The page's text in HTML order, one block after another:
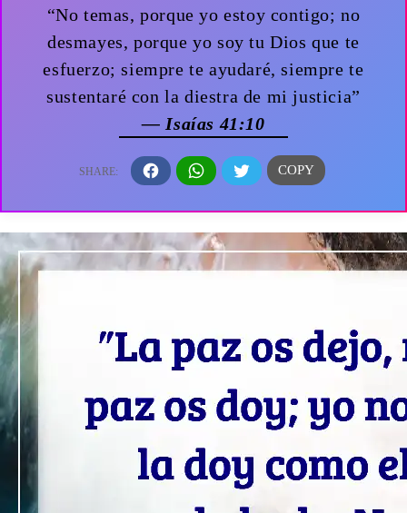
“No temas, porque yo estoy contigo; no
desmayes, porque yo soy tu Dios que te
esfuerzo; siempre te ayudaré, siempre te
sustentaré con la diestra de mi justicia”
— Isaías 41:10